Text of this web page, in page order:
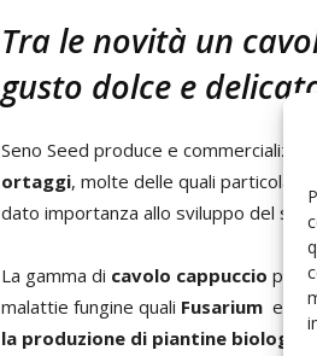
Tra le novità un
gusto dolce e
Seno Seed produce e
ortaggi, molte delle quali
dato importanza allo sviluppo del
La gamma di cavolo cappuccio
malattie fungine quali Fusarium e
la produzione di piantine biologiche.